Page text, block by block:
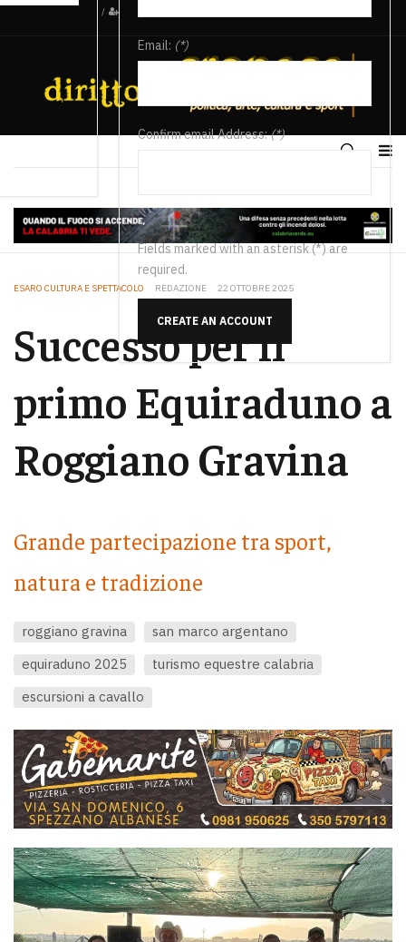
/
Email: (*)
Confirm email Address:(*)
Fields marked with an asterisk (*) are
required.
CREATE AN ACCOUNT
ESARO CULTURA E SPETTACOLO REDAZIONE 22 OTTOBRE 2025
Successo per il
primo Equiraduno a
Roggiano Gravina
Grande partecipazione tra sport,
natura e tradizione
roggiano gravina
san marco argentano
equiraduno 2025
turismo equestre calabria
escursioni a cavallo